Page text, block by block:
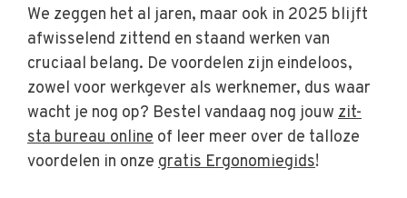
We zeggen het al jaren, maar ook in 2025 blijft
afwisselend zittend en staand werken van
cruciaal belang. De voordelen zijn eindeloos,
zowel voor werkgever als werknemer, dus waar
wacht je nog op? Bestel vandaag nog jouw zit-
sta bureau online of leer meer over de talloze
voordelen in onze gratis Ergonomiegids!